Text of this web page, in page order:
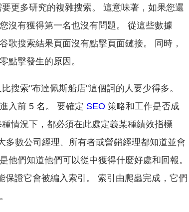
更多研究的複雜搜索。 這意味著，如果您還
沒有獲得第一名也沒有問題。 從這些數據
歌搜索結果頁面沒有點擊頁面鏈接。 同時，
點擊發生的原因。
搜索"布達佩斯船店"這個詞的人要少得多。
入前 5 名。 要確定 SEO 策略和工作是否成
情況下，都必須在此處定義某種績效指標
多數公司經理、所有者或營銷經理都知道並會
他們知道他們可以從中獲得什麼好處和回報。
證它會被編入索引。 索引由爬蟲完成，它們